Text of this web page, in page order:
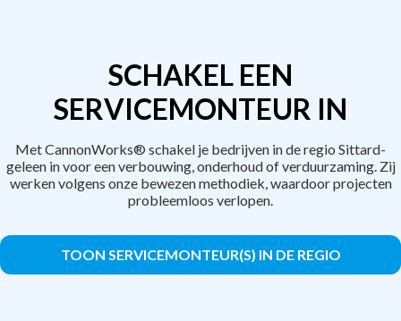
SCHAKEL EEN
SERVICEMONTEUR IN
Met CannonWorks® schakel je bedrijven in de regio Sittard-
geleen in voor een verbouwing, onderhoud of verduurzaming. Zij
werken volgens onze bewezen methodiek, waardoor projecten
probleemloos verlopen.
TOON SERVICEMONTEUR(S) IN DE REGIO